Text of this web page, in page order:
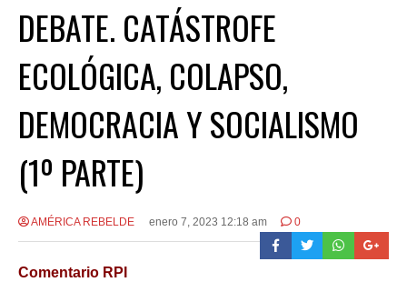
DEBATE. CATÁSTROFE
ECOLÓGICA, COLAPSO,
DEMOCRACIA Y SOCIALISMO
(1º PARTE)
AMÉRICA REBELDE enero 7, 2023 12:18 am 0
Comentario RPI